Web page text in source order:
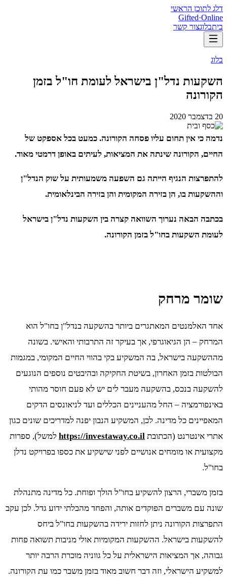
דלג לתוכן הראשי
Gifted·Online
ביתבלוגצור קשר
בלוג
השקעות נדל"ן בישראל לעומת חו"ל בזמן
הקורונה
20 בדצמבר 2020
נדמה כי אין תחום עליו פסחה הקורונה. כמעט בכל אספקט של
החיים, הקורונה שינתה את המציאות, לעיתים באופן דרמטי מאוד.
להתפרצות הנגיף הייתה גם השפעה משמעותית על שוק הנדל"ן
וההשקעות בו, הן בזירה המקומית והן בזירה הבינלאומית.
בכתבה הבאה נערוך השוואה קצרה בין השקעות נדל"ן בישראל
לעומת השקעות בחו"ל בזמן הקורונה.
שומר מרחק
אחד האלמנטים המאתגרים ביותר בהשקעה בנדל"ן בחו"ל הוא
המרחק – הן הגיאוגרפי, אך בעיקר זה התרבותי והאישי. בשונה
מההשקעה בישראל, בה המשקיע בקי בהווי החיים המקומי, במגמות
הבולטות בזמן האחרון, בשיטת החקיקה ובהיבטים נוספים הנוגעים
להשקעה בנכס, בהשקעה מעבר לים יש לא פעם חוסר מהותי
באינפורמציה – החל מהעניינים הכללים ועד לניאונסים הדקים
המאפיינים כל מדינה. לכן, המשקיע הנבון יפנה למדריכים שונים כגון
אתרי אינטרנט (הכתובת https://investaway.co.il למשל), ספרות
מקצועית או מומחים אנושיים לפני שישקיע את כספו בפרויקט נדלן
בחו"ל.
בזמן משברי, הרצון להשקיע בחו"ל הולך ופוחת. כל מדינה מתנהלת
שונה עם משברים הפוקדים אותה, והפחד מהבלתי ידוע גדל. לכן עקב
התפרצות הקורונה ניתן לחזות ירידה בהשקעות בחו"ל ביחס
להשקעות בישראל. ההשקעות המקומיות אולי מניבות תשואה פחות
גבוהה, אך המציאות הישראלית על כל גווניה מוכרת הרבה יותר
למשקיע הישראלי, וזה דבר חשוב מאוד בזמן משבר כמו עת הקורונה.